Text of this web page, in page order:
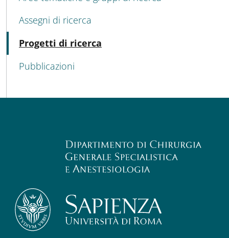
Assegni di ricerca
Progetti di ricerca
Pubblicazioni